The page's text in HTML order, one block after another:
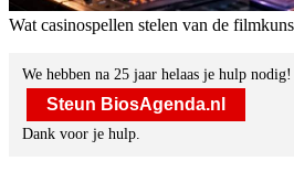
Wat casinospellen stelen van de
We hebben na 25 jaar helaas je hulp nodig!
Steun BiosAgenda.nl
Dank voor je hulp.